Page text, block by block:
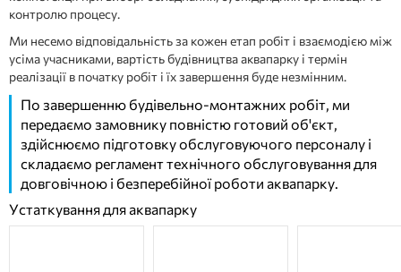
контролю процесу.
Ми несемо відповідальність за кожен етап робіт і взаємодією між
усіма учасниками, вартість будівництва аквапарку і термін
реалізації в початку робіт і їх завершення буде незмінним.
По завершенню будівельно-монтажних робіт, ми
передаємо замовнику повністю готовий об'єкт,
здійснюємо підготовку обслуговуючого персоналу і
складаємо регламент технічного обслуговування для
довговічною і безперебійної роботи аквапарку.
Устаткування для аквапарку